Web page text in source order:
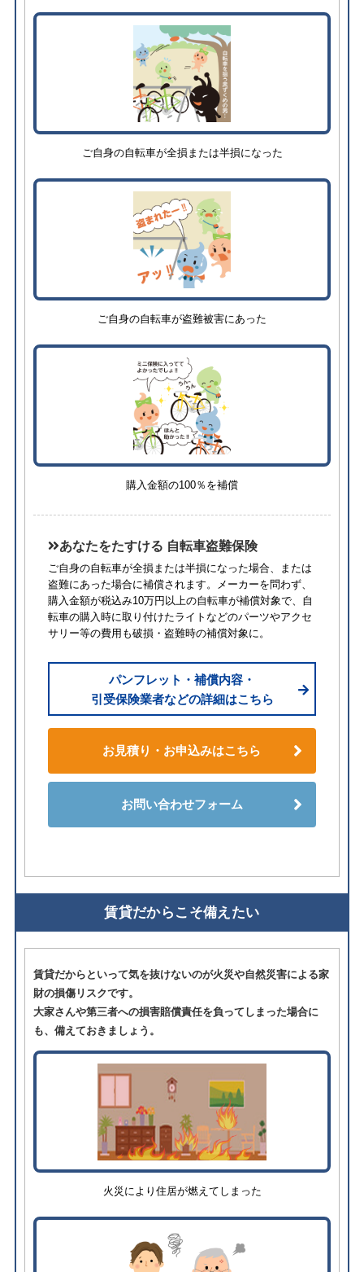
ご自身の自転車が全損または半損になった
ご自身の自転車が盗難被害にあった
購入金額の100％を補償
あなたをたすける 自転車盗難保険
ご自身の自転車が全損または半損になった場合、または
盗難にあった場合に補償されます。メーカーを問わず、
購入金額が税込み10万円以上の自転車が補償対象で、自
転車の購入時に取り付けたライトなどのパーツやアクセ
サリー等の費用も破損・盗難時の補償対象に。
パンフレット・補償内容・
引受保険業者などの詳細はこちら
お見積り・お申込みはこちら
お問い合わせフォーム
賃貸だからこそ備えたい
賃貸だからといって気を抜けないのが火災や自然災害による家
財の損傷リスクです。
大家さんや第三者への損害賠償責任を負ってしまった場合に
も、備えておきましょう。
火災により住居が燃えてしまった